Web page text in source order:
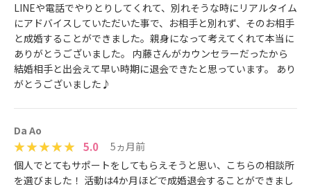
LINEや電話でやりとりしてくれて、別れそうな時にリアルタイム
にアドバイスしていただいた事で、お相手と別れず、そのお相手
と成婚することができました。親身になって考えてくれて本当に
ありがとうございました。 内藤さんがカウンセラーだったから
結婚相手と出会えて早い時期に退会できたと思っています。 あり
がとうございました♪
Da Ao
5.0
5ヵ月前
個人でとてもサポートをしてもらえそうと思い、こちらの相談所
を選びました！ 活動は4か月ほどで成婚退会することができまし